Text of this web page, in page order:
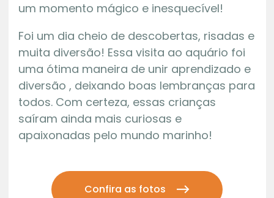
um momento mágico e inesquecível!
Foi um dia cheio de descobertas, risadas e
muita diversão! Essa visita ao aquário foi
uma ótima maneira de unir aprendizado e
diversão , deixando boas lembranças para
todos. Com certeza, essas crianças
saíram ainda mais curiosas e
apaixonadas pelo mundo marinho!
Confira as fotos